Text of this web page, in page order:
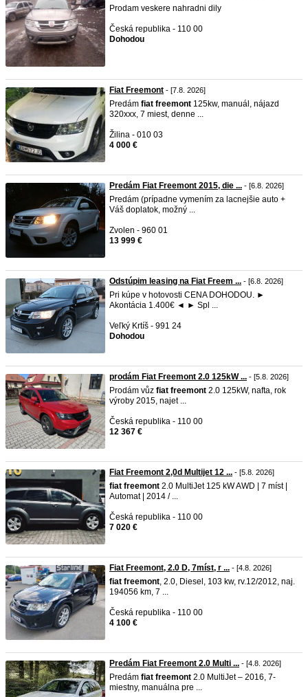
Prodam veskere nahradni dily
Česká republika - 110 00
Dohodou
Fiat Freemont - [7.8. 2026]
Predám fiat freemont 125kw, manuál, nájazd
320xxx, 7 miest, denne ...
Žilina - 010 03
4 000 €
Predám Fiat Freemont 2015, die ... - [6.8. 2026]
Predám (prípadne vymením za lacnejšie auto +
Váš doplatok, možný ...
Zvolen - 960 01
13 999 €
Odstúpim leasing na Fiat Freem ... - [6.8. 2026]
Pri kúpe v hotovosti CENA DOHODOU. ►
Akontácia 1.400€ ◄ ► Spl ...
Veľký Krtíš - 991 24
Dohodou
prodám Fiat Freemont 2.0 125kW ... - [5.8. 2026]
Prodám vůz fiat freemont 2.0 125kW, nafta, rok
výroby 2015, najet ...
Česká republika - 110 00
12 367 €
Fiat Freemont 2,0d Multijet 12 ... - [5.8. 2026]
fiat freemont 2.0 MultiJet 125 kW AWD | 7 míst |
Automat | 2014 / ...
Česká republika - 110 00
7 020 €
Fiat Freemont, 2.0 D, 7míst, r ... - [4.8. 2026]
fiat freemont, 2.0, Diesel, 103 kw, rv.12/2012, naj.
194056 km, 7 ...
Česká republika - 110 00
4 100 €
Predám Fiat Freemont 2.0 Multi ... - [4.8. 2026]
Predám fiat freemont 2.0 MultiJet – 2016, 7-
miestny, manuálna pre ...